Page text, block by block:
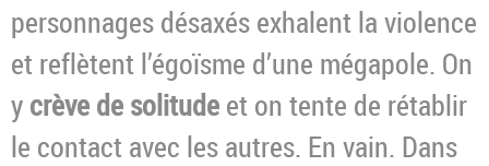
personnages désaxés exhalent la violence
et reflètent l’égoïsme d’une mégapole. On
y crève de solitude et on tente de rétablir
le contact avec les autres. En vain. Dans